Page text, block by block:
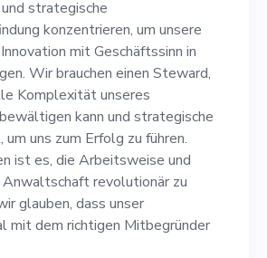
könnte. Wir
der
an die
von Juristen teilt
Mission
Rolle wird
umfassende
strategische
konzentrieren, um unsere
mit Geschäftssinn in
Wir brauchen einen Steward,
Komplexität unseres
kann und strategische
uns zum Erfolg zu führen.
ist es, die Arbeitsweise und
revolutionär zu
glauben, dass unser
mit dem richtigen Mitbegründer